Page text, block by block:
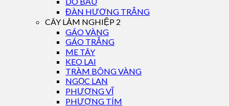
ĐÀN HƯƠNG TRẮNG
CÂY LÂM NGHIỆP 2
GÁO VÀNG
GÁO TRẮNG
ME TÂY
KEO LAI
TRÀM BÔNG VÀNG
NGỌC LAN
PHƯỢNG VĨ
PHƯỢNG TÍM